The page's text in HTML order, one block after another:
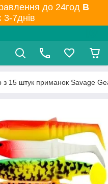
до 24год В
3-7днів
з 15 штук приманок Savage